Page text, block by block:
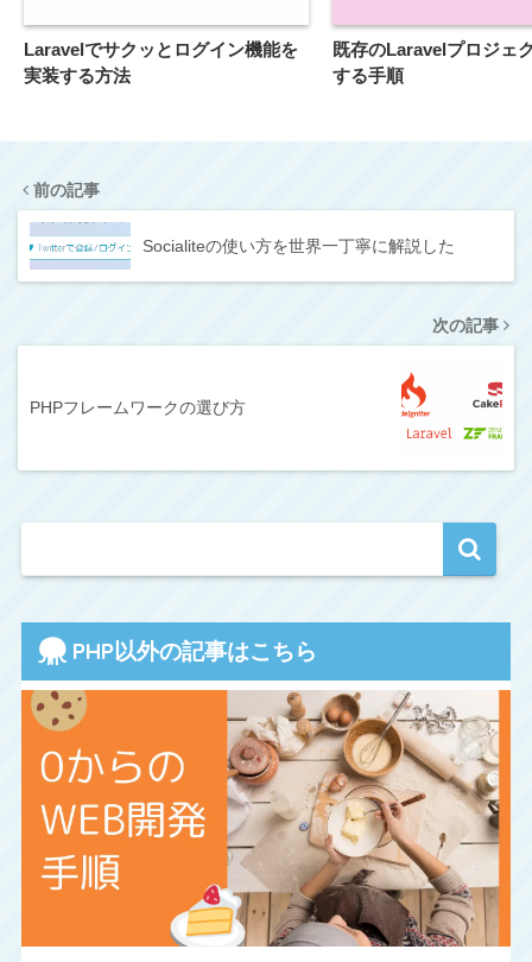
Laravelでサクッとログイン機能を
実装する方法
既存のLaravelプロジェ
する手順
前の記事
Socialiteの使い方を世界一丁寧に解説した
次の記事
PHPフレームワークの選び方
PHP以外の記事はこちら